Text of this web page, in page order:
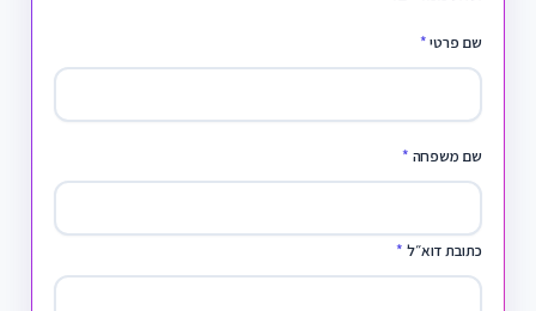
שם פרטי*
שם משפחה *
כתובת דוא״ל *